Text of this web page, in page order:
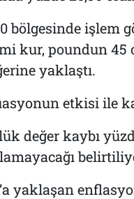
bölgesinde işlem
kur, poundun 45
yaklaştı.
etkisi ile
değer kaybı
yaklaşan